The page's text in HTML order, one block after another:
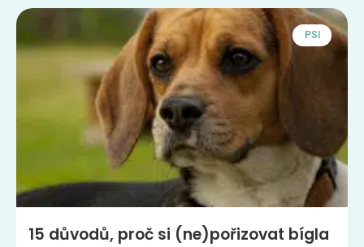
PSI
15 důvodů, proč si (ne)pořizovat bígla